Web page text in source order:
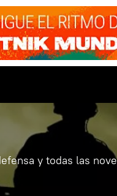
y todas las